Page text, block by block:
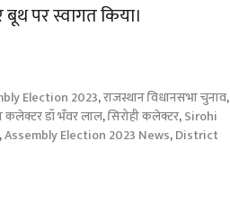
पर स्वागत किया।
Election 2023,राजस्थान विधानसभा चुनाव,
कलेक्टर डॉ भँवर लाल,सिरोही कलेक्टर,Sirohi
,Assembly Election 2023 News,District